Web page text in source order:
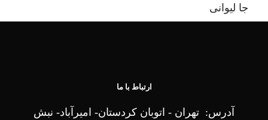
جا لیوانی
ارتباط با ما
آدرس: تهران - اتوبان کردستان- امیرآباد- نبش